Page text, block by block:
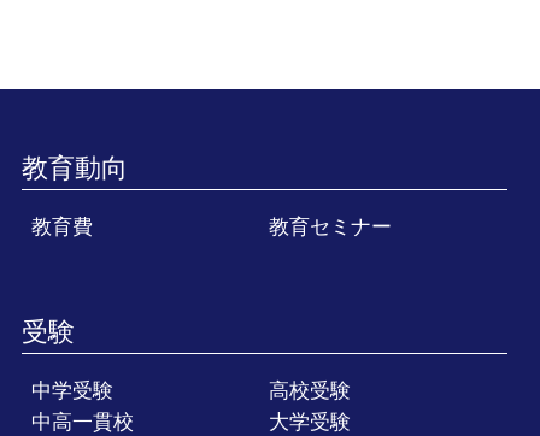
教育動向
教育費 教育セミナー
受験
中学受験
高校受験
中高一貫校
大学受験